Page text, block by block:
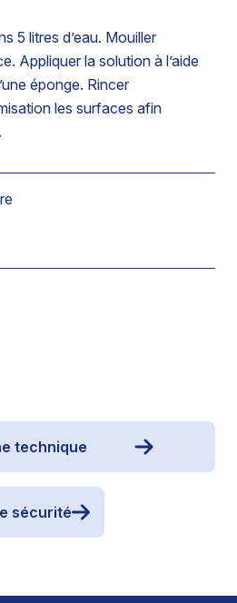
5 litres d’eau. Mouiller
Appliquer la solution à l’aide
éponge. Rincer
les surfaces afin
technique
sécurité